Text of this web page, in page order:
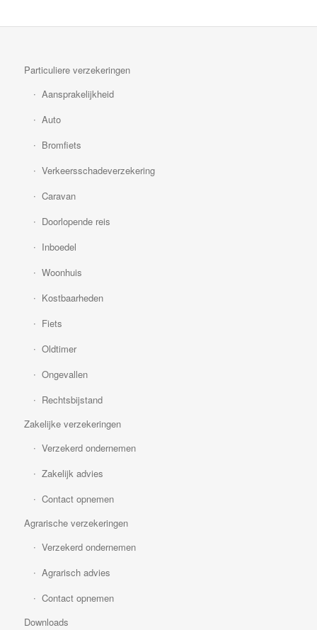
Particuliere verzekeringen
Aansprakelijkheid
Auto
Bromfiets
Verkeersschadeverzekering
Caravan
Doorlopende reis
Inboedel
Woonhuis
Kostbaarheden
Fiets
Oldtimer
Ongevallen
Rechtsbijstand
Zakelijke verzekeringen
Verzekerd ondernemen
Zakelijk advies
Contact opnemen
Agrarische verzekeringen
Verzekerd ondernemen
Agrarisch advies
Contact opnemen
Downloads